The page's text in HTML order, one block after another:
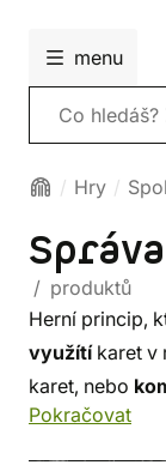
menu
Vyhledávání
Hry
/ produktů
Herní princip,
využítíkaret v
karet, nebo
nebo silnější
Pokračovat